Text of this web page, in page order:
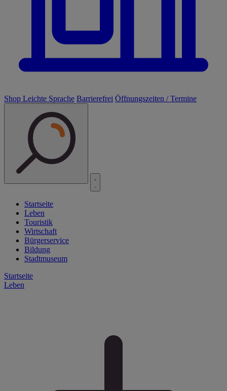
Shop Leichte Sprache Barrierefrei Öffnungszeiten / Termine
Startseite
Leben
Touristik
Wirtschaft
Bürgerservice
Bildung
Stadtmuseum
Startseite
Leben